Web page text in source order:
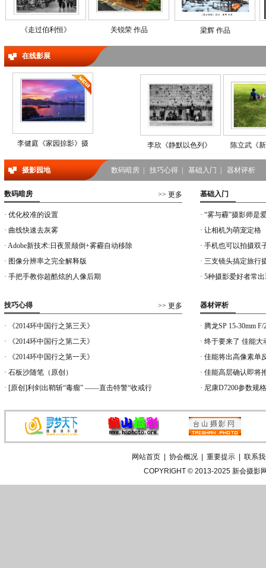
《走过伯利恒》 关锐荣 作品 梁辉 作品
许兆苹 作品
黄艳婷 作品
刘伟钊 作品
李永顺 作品
黄国治 作品
在线影展
李健庭《家园掠影》摄 李欣《静默以色列》 陈立武《
胡永雄《东瀛随拍-影 区摄协、会
冯耀华《作嫁衣裳》摄 张金满《未
叶国安《意象R 苏月嫦《水
李欣《魅影意大利》摄 许雅君《一
摄影园地 数码暗房 技巧心得 基础入门 器材评析
数码暗房 >> 更多
· 优化校准的设置
· 曲线快速去灰雾
· Adobe新技术:日夜景颠倒+雾霾自动移除
· 图像分辨率之完全解释版
· 手把手教你超酷炫的人像后期
技巧心得 >> 更多
·
《2014环中国行之第三天》
·
《2014环中国行之第二天》
·
《2014环中国行之第一天》
· 石板沙随笔（原创）
· [原创]利剑出鞘斩“毒瘤” ——直击特警“收戒行
基础入门
· “雾与霾”摄影师是
· 让相机为萌宠定格
· 手机也可以拍摄双
· 三支镜头搞定旅行
· 5种摄影爱好者常
器材评析
· 腾龙SP 15-30mm
· 终于要来了 佳能大
· 佳能将出高像素单
· 佳能高层确认即将
· 尼康D7200参数规
网站首页 协会概况 重要提示
联系
COPYRIGHT © 2013-2025 新会摄影